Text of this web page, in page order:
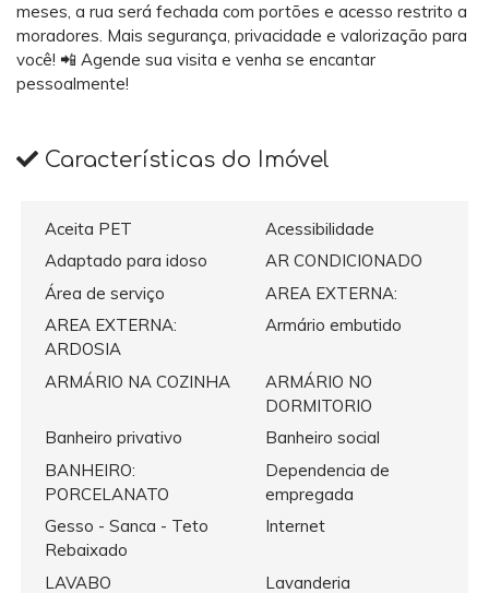
meses, a rua será fechada com portões e acesso restrito a
moradores. Mais segurança, privacidade e valorização para
você! 📲 Agende sua visita e venha se encantar
pessoalmente!
Características do Imóvel
Aceita PET
Acessibilidade
Adaptado para idoso
AR CONDICIONADO
Área de serviço
AREA EXTERNA:
AREA EXTERNA:
ARDOSIA
Armário embutido
ARMÁRIO NA COZINHA
ARMÁRIO NO
DORMITORIO
Banheiro privativo
Banheiro social
BANHEIRO:
PORCELANATO
Dependencia de
empregada
Gesso - Sanca - Teto
Rebaixado
Internet
LAVABO
Lavanderia